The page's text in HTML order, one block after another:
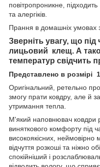
повітропроникне,
та алергіків.
Прання в домашніх умовах
Зверніть увагу, що
лицьовий клещ. А
температур свідчить
Представлено в розмірі
Оригінальний, ретельно
змогу прати ковдру, але й
утримання тепла.
М'який наповнювач ковдри
виняткового комфорту під
високоякісних, неймовірно
відчуття розкоші та ніжно
спокійніший і